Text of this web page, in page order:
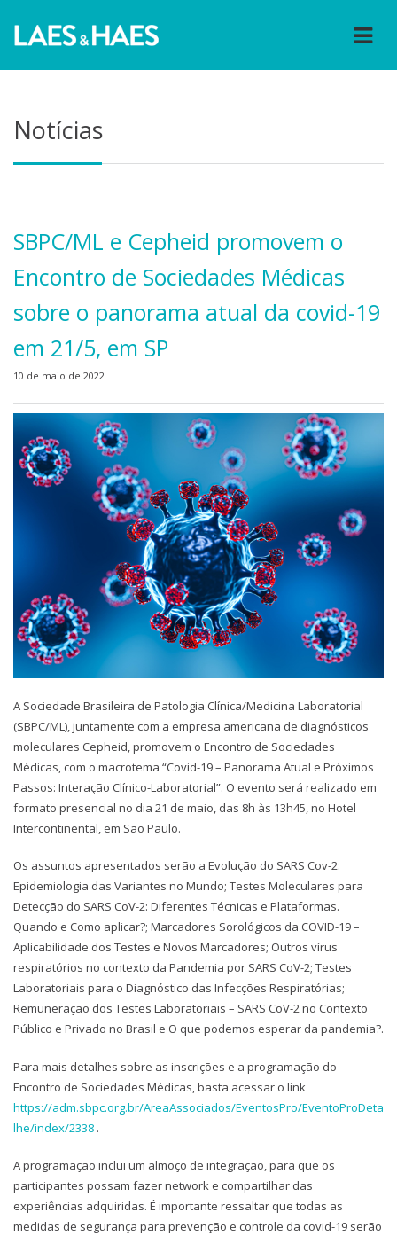
Notícias
SBPC/ML e Cepheid promovem o
Encontro de Sociedades Médicas
sobre o panorama atual da covid-19
em 21/5, em SP
10 de maio de 2022
A Sociedade Brasileira de Patologia Clínica/Medicina Laboratorial
(SBPC/ML), juntamente com a empresa americana de diagnósticos
moleculares Cepheid, promovem o Encontro de Sociedades
Médicas, com o macrotema “Covid-19 – Panorama Atual e Próximos
Passos: Interação Clínico-Laboratorial”. O evento será realizado em
formato presencial no dia 21 de maio, das 8h às 13h45, no Hotel
Intercontinental, em São Paulo.
Os assuntos apresentados serão a Evolução do SARS Cov-2:
Epidemiologia das Variantes no Mundo; Testes Moleculares para
Detecção do SARS CoV-2: Diferentes Técnicas e Plataformas.
Quando e Como aplicar?; Marcadores Sorológicos da COVID-19 –
Aplicabilidade dos Testes e Novos Marcadores; Outros vírus
respiratórios no contexto da Pandemia por SARS CoV-2; Testes
Laboratoriais para o Diagnóstico das Infecções Respiratórias;
Remuneração dos Testes Laboratoriais – SARS CoV-2 no Contexto
Público e Privado no Brasil e O que podemos esperar da pandemia?.
Para mais detalhes sobre as inscrições e a programação do
Encontro de Sociedades Médicas, basta acessar o link
https://adm.sbpc.org.br/AreaAssociados/EventosPro/EventoProDeta
lhe/index/2338 .
A programação inclui um almoço de integração, para que os
participantes possam fazer network e compartilhar das
experiências adquiridas. É importante ressaltar que todas as
medidas de segurança para prevenção e controle da covid-19 serão